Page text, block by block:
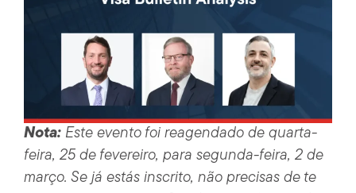
Nota:Este evento foi reagendado de quarta-
feira, 25 de fevereiro, para segunda-feira, 2 de
março. Se já estás inscrito, não precisas de te